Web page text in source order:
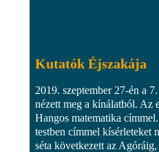
Kutatók Éjszakája
2019. szeptember 27-én a
nézett meg a kínálatból. Az
Hangos matematika
testben címmel kísérleteket
séta következett az